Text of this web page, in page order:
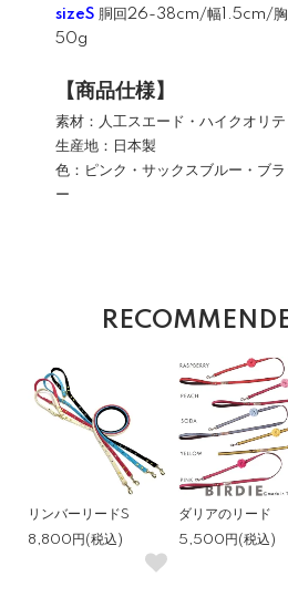
sizeS 胴回26-38cm/幅1.5cm/
50g
【商品仕様】
素材：人工スエード・ハイクオリ
生産地：日本製
色：ピンク・サックスブルー・ブ
ー
リンバーリードS
8,800円(税込)
ダリアのリード
5,500円(税込)